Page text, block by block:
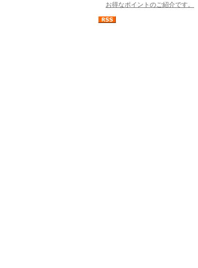
お得なポイントのご紹介です。